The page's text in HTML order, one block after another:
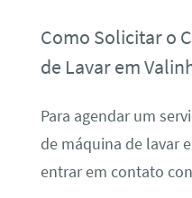
Como Solicitar o
de Lavar em
Para agendar um
de máquina de lavar
entrar em contato